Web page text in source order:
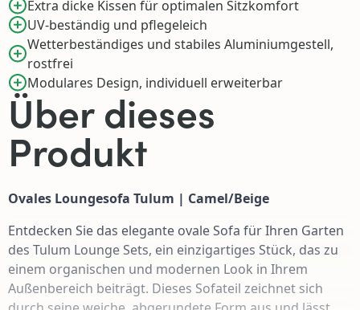
Über dieses
Produkt
Ovales Loungesofa Tulum | Camel/Beige
Entdecken Sie das elegante ovale Sofa für Ihren Garten
des Tulum Lounge Sets, ein einzigartiges Stück, das zu
einem organischen und modernen Look in Ihrem
Außenbereich beiträgt. Dieses Sofateil zeichnet sich
Extra dicke Kissen für optimalen Sitzkomfort
UV-beständig und pflegeleich
Wetterbeständiges und stabiles Aluminiumgestell,
rostfrei
Modulares Design, individuell erweiterbar